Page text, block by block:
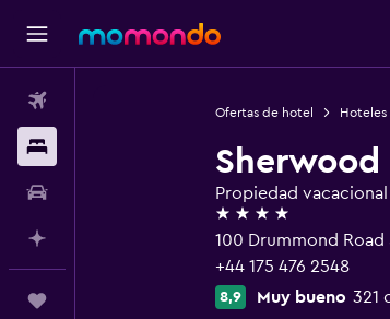
Ofertas de hotel Hoteles
Sherwood
Propiedad
4 estrellas
100 Drummond Road
+44 175 476 2548
8,9 Muy bueno 321